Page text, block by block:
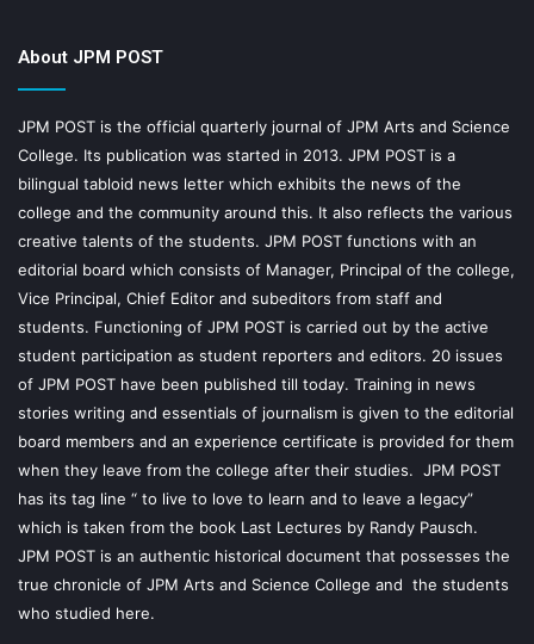
About JPM POST
JPM POST is the official quarterly journal of JPM Arts and Science
College. Its publication was started in 2013. JPM POST is a
bilingual tabloid news letter which exhibits the news of the
college and the community around this. It also reflects the various
creative talents of the students. JPM POST functions with an
editorial board which consists of Manager, Principal of the college,
Vice Principal, Chief Editor and subeditors from staff and
students. Functioning of JPM POST is carried out by the active
student participation as student reporters and editors. 20 issues
of JPM POST have been published till today. Training in news
stories writing and essentials of journalism is given to the editorial
board members and an experience certificate is provided for them
when they leave from the college after their studies. JPM POST
has its tag line “ to live to love to learn and to leave a legacy”
which is taken from the book Last Lectures by Randy Pausch.
JPM POST is an authentic historical document that possesses the
true chronicle of JPM Arts and Science College and the students
who studied here.